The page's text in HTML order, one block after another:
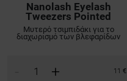
Nanolash Eyelash
Tweezers Pointed
Μυτερό τσιμπιδάκι για το
διαχωρισμό των βλεφαρίδων
11 €
+